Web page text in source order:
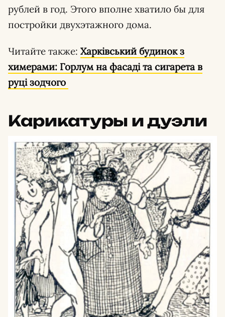
рублей в год. Этого вполне хватило бы для
постройки двухэтажного дома.
Читайте также: Харківський будинок з
химерами: Горлум на фасаді та сигарета в
руці зодчого
Карикатуры и дуэли